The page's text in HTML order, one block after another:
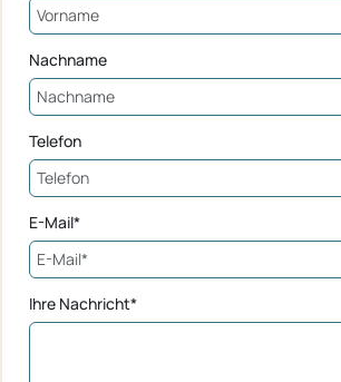
Nachname
Telefon
E-Mail*
Ihre Nachricht*